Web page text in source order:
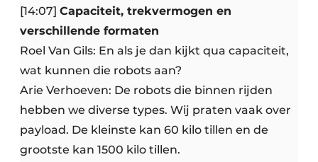
[14:07] Capaciteit, trekvermogen en
verschillende formaten
Roel Van Gils: En als je dan kijkt qua capaciteit,
wat kunnen die robots aan?
Arie Verhoeven: De robots die binnen rijden
hebben we diverse types. Wij praten vaak over
payload. De kleinste kan 60 kilo tillen en de
grootste kan 1500 kilo tillen.